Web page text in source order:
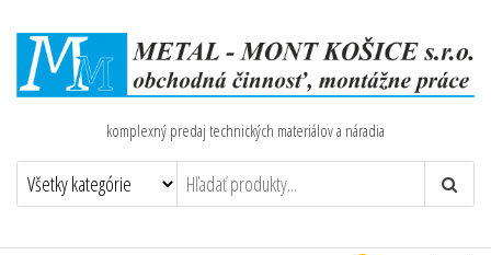
komplexný predaj technických materiálov a náradia